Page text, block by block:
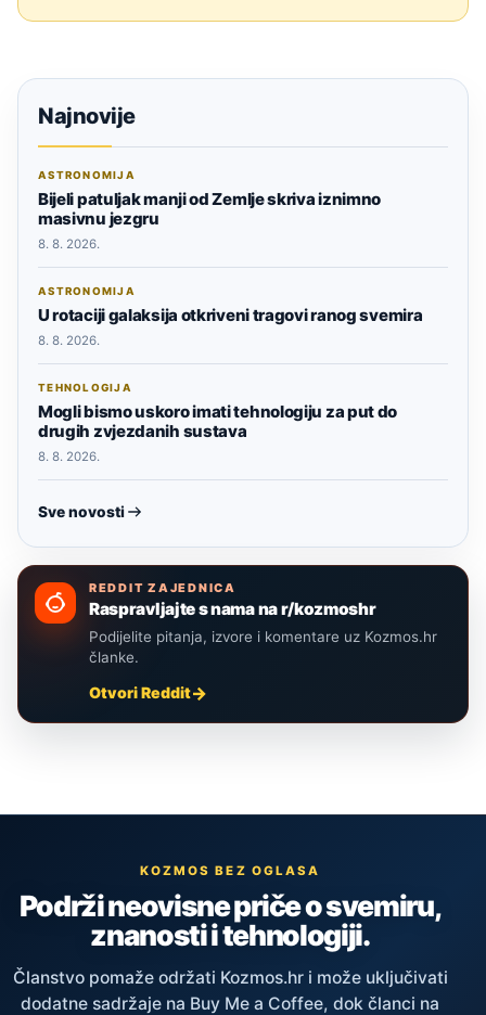
Najnovije
ASTRONOMIJA
Bijeli patuljak manji od Zemlje skriva iznimno
masivnu jezgru
8. 8. 2026.
ASTRONOMIJA
U rotaciji galaksija otkriveni tragovi ranog svemira
8. 8. 2026.
TEHNOLOGIJA
Mogli bismo uskoro imati tehnologiju za put do
drugih zvjezdanih sustava
8. 8. 2026.
Sve novosti
REDDIT ZAJEDNICA
Raspravljajte s nama na r/kozmoshr
Podijelite pitanja, izvore i komentare uz Kozmos.hr
članke.
Otvori Reddit
KOZMOS BEZ OGLASA
Podrži neovisne priče o svemiru,
znanosti i tehnologiji.
Članstvo pomaže održati Kozmos.hr i može uključivati
dodatne sadržaje na Buy Me a Coffee, dok članci na